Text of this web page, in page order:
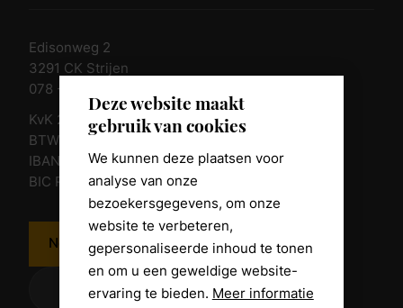
Deze website maakt
gebruik van cookies
We kunnen deze plaatsen voor
analyse van onze
bezoekersgegevens, om onze
website te verbeteren,
gepersonaliseerde inhoud te tonen
en om u een geweldige website-
ervaring te bieden. Meer informatie
Edisonweg 2
3291 CK Strijen
078 - 674 84 85
KvK 23011135
BTW nr. NL 805098938.B.01
IBAN NL10 RABO 0361 8039 58
BIC RABONL2U
Neem contact op